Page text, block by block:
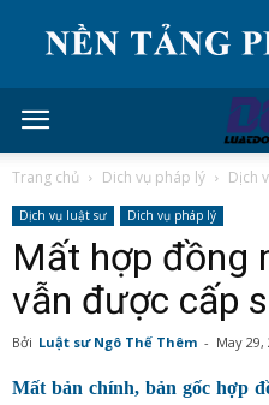
Trang chủ Dich vụ pháp lý Dịch
Dịch vụ luật sư Dich vụ pháp lý
Mất hợp đồng
vẫn được cấp
Bởi Luật sư Ngô Thế Thêm - May 29,
Mất bản chính, bản gốc hợp